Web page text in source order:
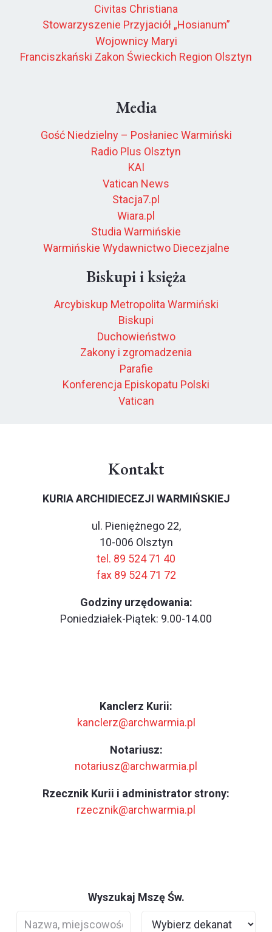
Civitas Christiana
Stowarzyszenie Przyjaciół „Hosianum”
Wojownicy Maryi
Franciszkański Zakon Świeckich Region Olsztyn
Media
Gość Niedzielny – Posłaniec Warmiński
Radio Plus Olsztyn
KAI
Vatican News
Stacja7.pl
Wiara.pl
Studia Warmińskie
Warmińskie Wydawnictwo Diecezjalne
Biskupi i księża
Arcybiskup Metropolita Warmiński
Biskupi
Duchowieństwo
Zakony i zgromadzenia
Parafie
Konferencja Episkopatu Polski
Vatican
Kontakt
KURIA ARCHIDIECEZJI WARMIŃSKIEJ
ul. Pieniężnego 22,
10-006 Olsztyn
tel. 89 524 71 40
fax 89 524 71 72
Godziny urzędowania:
Poniedziałek-Piątek: 9.00-14.00
Kanclerz Kurii:
kanclerz@archwarmia.pl
Notariusz:
notariusz@archwarmia.pl
Rzecznik Kurii i administrator strony:
rzecznik@archwarmia.pl
Wyszukaj Mszę Św.